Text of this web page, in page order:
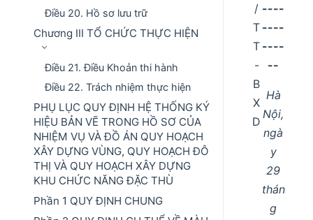
Điều 20. Hồ sơ lưu trữ
Chương III TỔ CHỨC THỰC HIỆN
Điều 21. Điều Khoản thi hành
Điều 22. Trách nhiệm thực hiện
PHỤ LỤC QUY ĐỊNH HỆ THỐNG KÝ
HIỆU BẢN VẼ TRONG HỒ SƠ CỦA
NHIỆM VỤ VÀ ĐỒ ÁN QUY HOẠCH
XÂY DỰNG VÙNG, QUY HOẠCH ĐÔ
THỊ VÀ QUY HOẠCH XÂY DỰNG
KHU CHỨC NĂNG ĐẶC THÙ
Phần 1 QUY ĐỊNH CHUNG
/
T
T
-
B
X
D
----
----
----
--
Hà
Nội,
ngà
y
29
thán
g